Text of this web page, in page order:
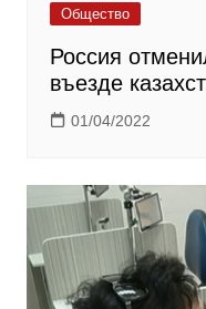
Общество
Россия
въезде
01/04/2022